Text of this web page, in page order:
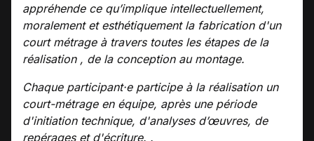
appréhende ce qu’implique intellectuellement,
moralement et esthétiquement la fabrication d'un
court métrage à travers toutes les étapes de la
réalisation , de la conception au montage.
Chaque participant·e participe à la réalisation un
court-métrage en équipe, après une période
d'initiation technique, d'analyses d’œuvres, de
repérages et d'écriture. .